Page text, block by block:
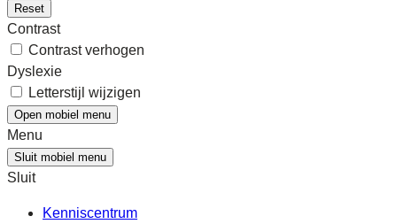
Reset
Contrast
Contrast verhogen
Dyslexie
Letterstijl wijzigen
Open mobiel menu
Menu
Sluit mobiel menu
Sluit
Kenniscentrum